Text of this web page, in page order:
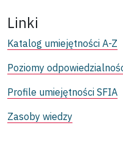
Linki
Katalog umiejętności A-Z
Poziomy
Profile umiejętności SFIA
Zasoby wiedzy